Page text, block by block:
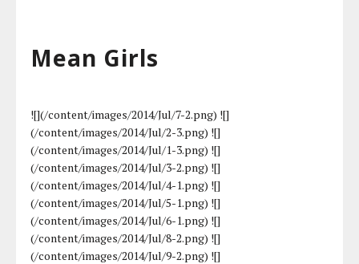
Mean Girls
![](/content/images/2014/Jul/7-2.png) ![]
(/content/images/2014/Jul/2-3.png) ![]
(/content/images/2014/Jul/1-3.png) ![]
(/content/images/2014/Jul/3-2.png) ![]
(/content/images/2014/Jul/4-1.png) ![]
(/content/images/2014/Jul/5-1.png) ![]
(/content/images/2014/Jul/6-1.png) ![]
(/content/images/2014/Jul/8-2.png) ![]
(/content/images/2014/Jul/9-2.png) ![]